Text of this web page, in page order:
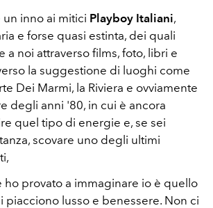
inno ai mitici Playboy Italiani,
e forse quasi estinta, dei quali
a noi attraverso films, foto, libri e
la suggestione di luoghi come
Dei Marmi, la Riviera e ovviamente
degli anni '80, in cui è ancora
quel tipo di energie e, se sei
scovare uno degli ultimi
ho provato a immaginare io è quello
piacciono lusso e benessere. Non ci